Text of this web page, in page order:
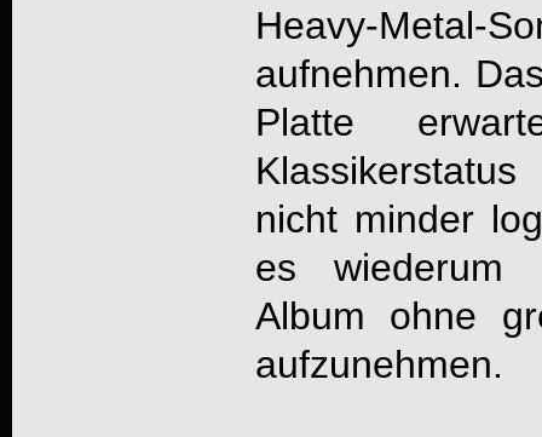
Heavy-Metal-
aufnehmen.
Platte
nicht minder
es wiederum
Album ohne
aufzunehmen.